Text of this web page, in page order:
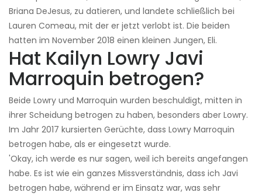
Briana DeJesus, zu datieren, und landete schließlich bei
Lauren Comeau, mit der er jetzt verlobt ist. Die beiden
hatten im November 2018 einen kleinen Jungen, Eli.
Hat Kailyn Lowry Javi
Marroquin betrogen?
Beide Lowry und Marroquin wurden beschuldigt, mitten in
ihrer Scheidung betrogen zu haben, besonders aber Lowry.
Im Jahr 2017 kursierten Gerüchte, dass Lowry Marroquin
betrogen habe, als er eingesetzt wurde.
'Okay, ich werde es nur sagen, weil ich bereits angefangen
habe. Es ist wie ein ganzes Missverständnis, dass ich Javi
betrogen habe, während er im Einsatz war, was sehr